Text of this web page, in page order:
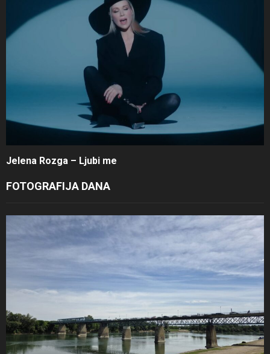
Jelena Rozga – Ljubi me
FOTOGRAFIJA DANA